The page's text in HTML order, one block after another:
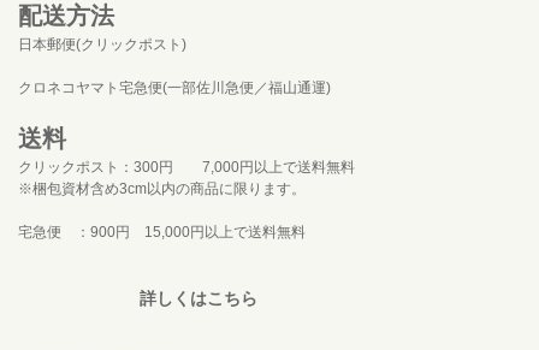
配送方法
日本郵便(クリックポスト)
クロネコヤマト宅急便(一部佐川急便／福山通運)
送料
クリックポスト：300円 7,000円以上で送料無料
※梱包資材含め3cm以内の商品に限ります。
宅急便 ：900円 15,000円以上で送料無料
詳しくはこちら